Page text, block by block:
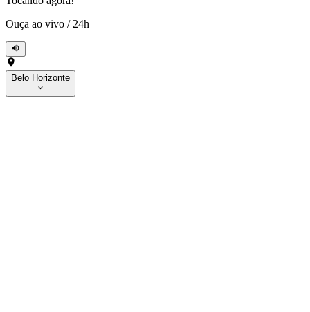
Ouça ao vivo / 24h
Belo Horizonte